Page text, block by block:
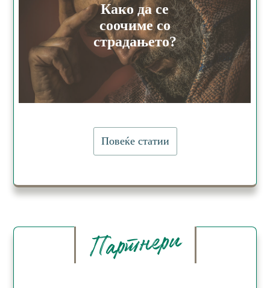
Како да се
соочиме со
страдањето?
Повеќе статии
Партнери